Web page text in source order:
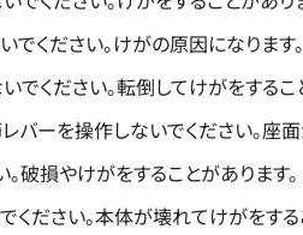
ください。けがの原因になります。
ください。転倒してけがをするこ
ーを操作しないでください。座
破損やけがをすることがあります。
ださい。本体が壊れてけがをする